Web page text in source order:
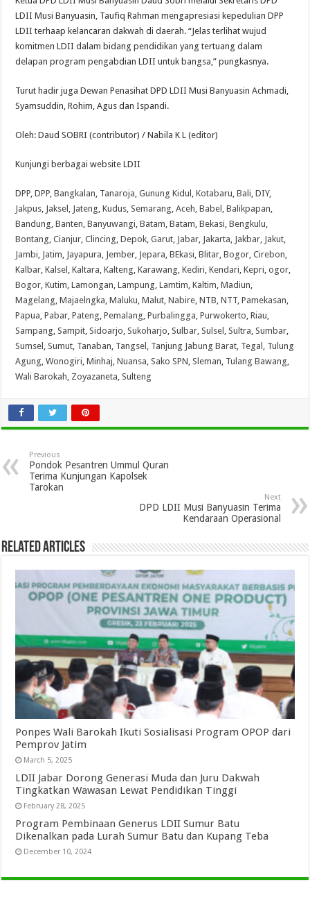
LDII Musi Banyuasin, Taufiq Rahman mengapresiasi kepedulian DPP
LDII terhaap kelancaran dakwah di daerah. “Jelas terlihat wujud
komitmen LDII dalam bidang pendidikan yang tertuang dalam
delapan program pengabdian LDII untuk bangsa,” pungkasnya.
Turut hadir juga Dewan Penasihat DPD LDII Musi Banyuasin Achmadi,
Syamsuddin, Rohim, Agus dan Ispandi.
Oleh: Daud SOBRI (contributor) / Nabila K L (editor)
Kunjungi berbagai website LDII
DPP ,DPP ,Bangkalan Tanaroja ,Gunung Kidul ,Kotabaru ,Bali ,DIY,
Jakpus Jaksel Jateng ,Kudus ,Semarang ,Aceh ,Babel ,Balikpapan
Bandung ,Banten ,Banyuwangi ,Batam ,Batam ,Bekasi ,Bengkulu
Bontang ,Cianjur ,Clincing ,Depok ,Garut Jabar Jakarta Jakbar Jakut
Jambi Jatim Jayapura Jember Jepara ,BEkasi ,Blitar ,Bogor ,Cirebon
Kalbar ,Kalsel ,Kaltara ,Kalteng ,Karawang ,Kediri ,Kendari ,Kepri ,ogor
Bogor ,Kutim ,Lamongan ,Lampung ,Lamtim ,Kaltim ,Madiun
Magelang ,Majaelngka ,Maluku ,Malut ,Nabire ,NTB ,NTT ,Pamekasan
Papua ,Pabar ,Pateng ,Pemalang ,Purbalingga ,Purwokerto ,Riau
Sampang ,Sampit ,Sidoarjo ,Sukoharjo ,Sulbar ,Sulsel ,Sultra ,Sumbar
Sumsel ,Sumut Tanaban Tangsel Tanjung Jabung Barat Tegal Tulung
Agung ,Wonogiri ,Minhaj ,Nuansa ,Sako SPN ,Sleman Tulang Bawang
Wali Barokah Zoyazaneta ,Sulteng
Previous
Pondok Pesantren Ummul Quran
Terima Kunjungan Kapolsek
Tarokan
Next
DPD LDII Musi Banyuasin Terima
Kendaraan Operasional
Related Articles
Ponpes Wali Barokah Ikuti Sosialisasi Program OPOP dari
Pemprov Jatim
March 5, 2025
LDII Jabar Dorong Generasi Muda dan Juru Dakwah
Tingkatkan Wawasan Lewat Pendidikan Tinggi
February 28, 2025
Program Pembinaan Generus LDII Sumur Batu
Dikenalkan pada Lurah Sumur Batu dan Kupang Teba
December 10, 2024